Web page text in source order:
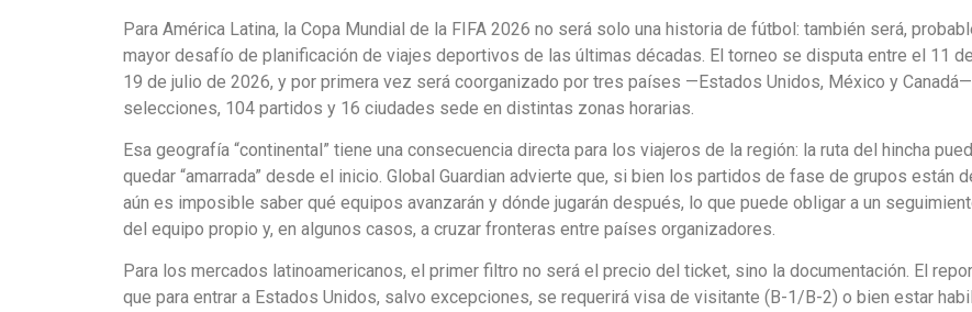
Para América Latina, la Copa Mundial de la FIFA 2026 no será solo una historia de fútbol: también será,
mayor desafío de planificación de viajes deportivos de las últimas décadas. El torneo se disputa entre el 11
19 de julio de 2026, y por primera vez será coorganizado por tres países —Estados Unidos, México y
selecciones, 104 partidos y 16 ciudades sede en distintas zonas horarias.
Esa geografía “continental” tiene una consecuencia directa para los viajeros de la región: la ruta del hincha
quedar “amarrada” desde el inicio. Global Guardian advierte que, si bien los partidos de fase de grupos están
aún es imposible saber qué equipos avanzarán y dónde jugarán después, lo que puede obligar a un
del equipo propio y, en algunos casos, a cruzar fronteras entre países organizadores.
Para los mercados latinoamericanos, el primer filtro no será el precio del ticket, sino la documentación. El
que para entrar a Estados Unidos, salvo excepciones, se requerirá visa de visitante (B-1/B-2) o bien estar